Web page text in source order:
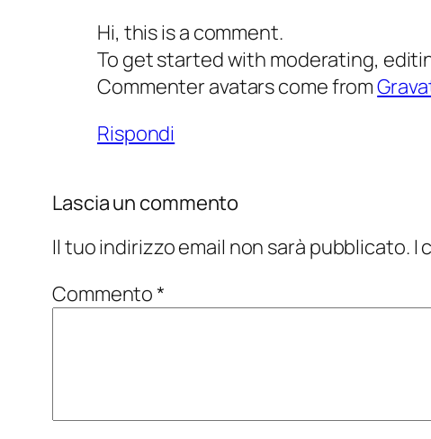
Hi, this is a comment.
To get started with moderating,
Commenter avatars come from
Rispondi
Lascia un commento
Il tuo indirizzo email non sarà pubblicato. I
Commento*